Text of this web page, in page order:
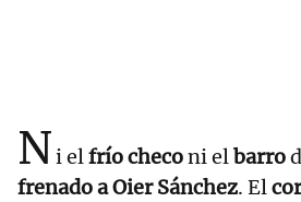
Ni elfrío checoni elbarro
frenado a Oier Sánchez. El